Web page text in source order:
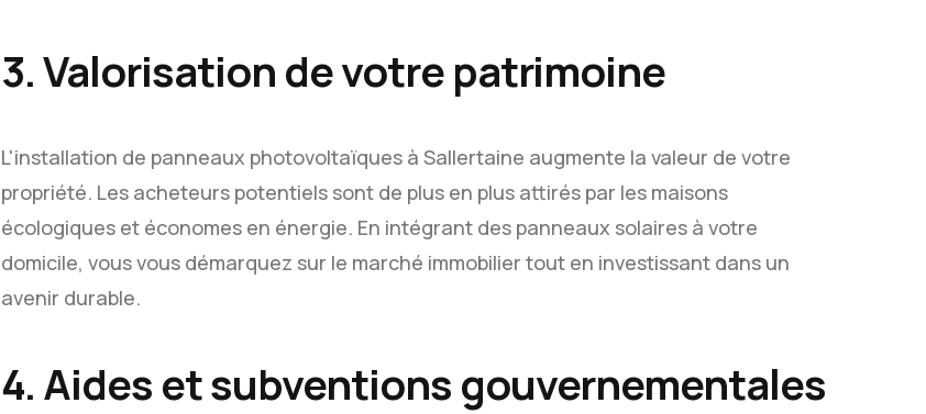
3. Valorisation de votre patrimoine
L'installation de panneaux photovoltaïques à Sallertaine augmente la valeur de votre
propriété. Les acheteurs potentiels sont de plus en plus attirés par les maisons
écologiques et économes en énergie. En intégrant des panneaux solaires à votre
domicile, vous vous démarquez sur le marché immobilier tout en investissant dans un
avenir durable.
4. Aides et subventions gouvernementales